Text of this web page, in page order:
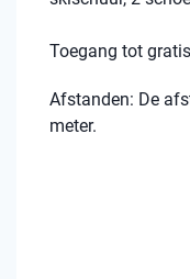
Toegang tot
Afstanden: De
meter.